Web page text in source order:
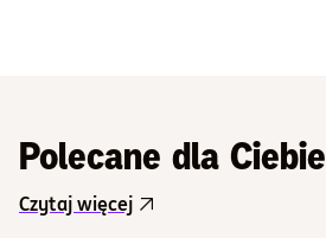
Polecane dla Ciebie
Czytaj więcej